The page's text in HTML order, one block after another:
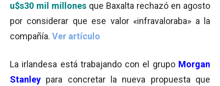
u$s30 mil millones que Baxalta rechazó en agosto
por considerar que ese valor «infravaloraba» a la
compañía. Ver artículo
La irlandesa está trabajando con el grupoMorgan
Stanley para concretar la nueva propuesta que